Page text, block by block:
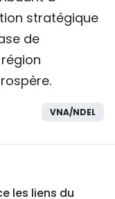
stratégique
de
VNA/NDEL
les liens du